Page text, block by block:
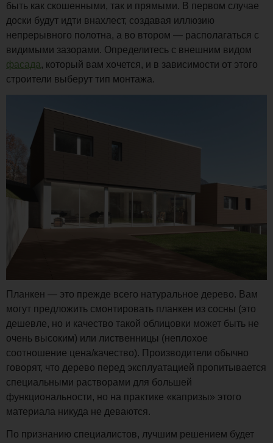
быть как скошенными, так и прямыми. В первом случае
доски будут идти внахлест, создавая иллюзию
непрерывного полотна, а во втором — располагаться с
видимыми зазорами. Определитесь с внешним видом
фасада, который вам хочется, и в зависимости от этого
строители выберут тип монтажа.
Планкен — это прежде всего натуральное дерево. Вам
могут предложить смонтировать планкен из сосны (это
дешевле, но и качество такой облицовки может быть не
очень высоким) или лиственницы (неплохое
соотношение цена/качество). Производители обычно
говорят, что дерево перед эксплуатацией пропитывается
специальными растворами для большей
функциональности, но на практике «капризы» этого
материала никуда не деваются.
По признанию специалистов, лучшим решением будет